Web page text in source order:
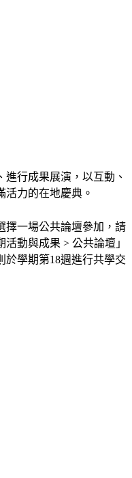
進行成果展演，以互動、
活力的在地慶典。
擇一場公共論壇參加，請
動與成果 > 公共論壇」
於學期第18週進行共學交